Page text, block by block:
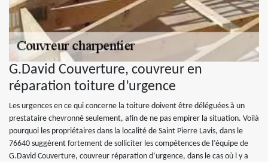
G.David Couverture, couvreur en
réparation toiture d’urgence
Les urgences en ce qui concerne la toiture doivent être déléguées à un
prestataire chevronné seulement, afin de ne pas empirer la situation. Voilà
pourquoi les propriétaires dans la localité de Saint Pierre Lavis, dans le
76640 suggèrent fortement de solliciter les compétences de l’équipe de
G.David Couverture, couvreur réparation d’urgence, dans le cas où l y a